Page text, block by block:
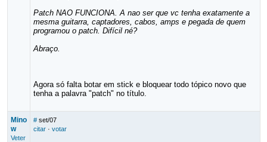
Patch NAO FUNCIONA. A nao ser que vc tenha exatamente a
mesma guitarra, captadores, cabos, amps e pegada de quem
programou o patch. Difícil né?
Abraço.
Agora só falta botar em stick e bloquear todo tópico novo que
tenha a palavra "patch" no título.
Mino
w
Veter
# set/07
citar· votar